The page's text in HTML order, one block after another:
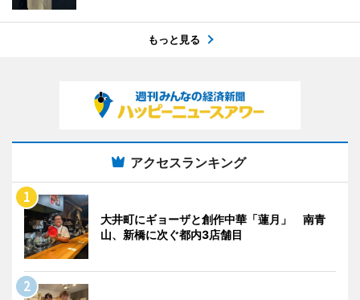
もっと見る
アクセスランキング
大井町にギョーザと創作中華「蓮月」 南青
山、新橋に次ぐ都内3店舗目